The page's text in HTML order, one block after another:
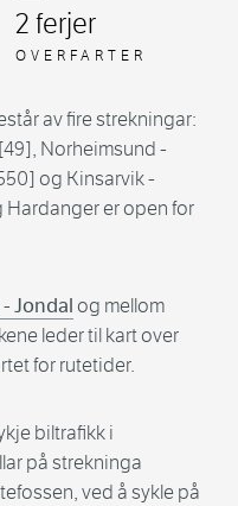
OVERFARTER
2 ferjer
av fire strekningar:
Norheimsund -
og Kinsarvik -
er open for
Jondalog mellom
leder til kart over
for rutetider.
biltrafikk i
på strekninga
ved å sykle på